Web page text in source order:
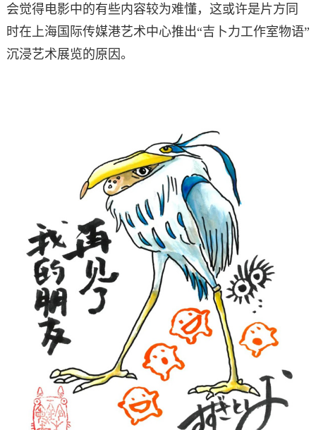
会觉得电影中的有些内容较为难懂，这或许是片方同
时在上海国际传媒港艺术中心推出“吉卜力工作室物语”
沉浸艺术展览的原因。